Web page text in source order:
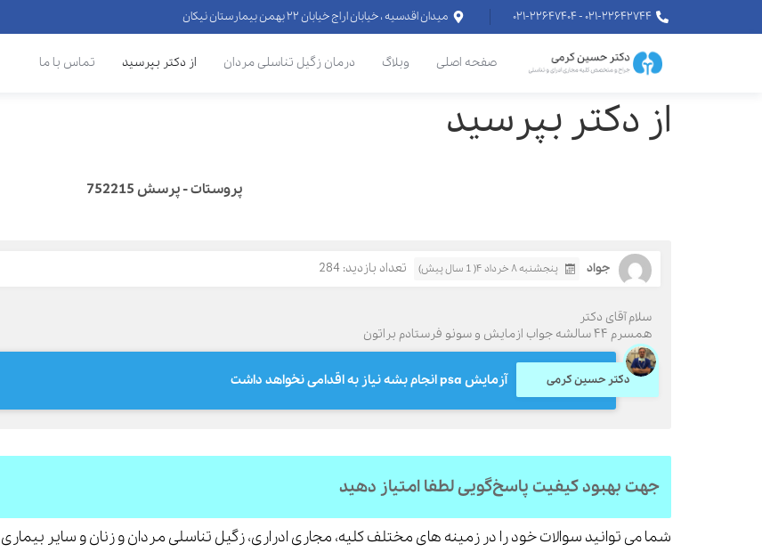
۰۲۱-۲۲۶۴۲۷۴۴ - ۰۲۱-۲۲۶۴۷۴۰۴ میدان اقدسیه ، خیابان اراج خیابان ۲۲ بهمن بیمارستان نیکان
صفحه اصلی وبلاگ درمان زگیل تناسلی مردان از دکتر بپرسید تماس با ما
از دکتر بپرسید
پروستات - پرسش 752215
جواد پنجشنبه ۸ خرداد ۴( 1 سال پیش) تعداد بازدید: 284
سلام آقای دکتر
همسرم ۴۴ سالشه جواب ازمایش و سونو فرستادم براتون
دکتر حسین کرمی آزمایش psa انجام بشه نیاز به اقدامی نخواهد داشت
جهت بهبود کیفیت پاسخ‌گویی لطفا امتیاز دهید
شما می توانید سوالات خود را در زمینه های مختلف کلیه، مجاری ادراری، زگیل تناسلی مردان و زنان و سایر